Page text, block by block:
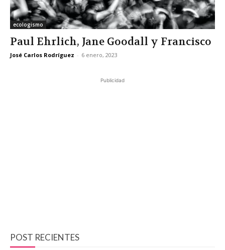
ecologismo
Paul Ehrlich, Jane Goodall y Francisco
José Carlos Rodríguez - 6 enero, 2023
Publicidad
POST RECIENTES